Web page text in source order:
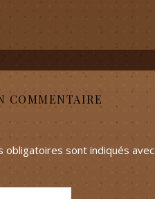
COMMENTAIRE
obligatoires sont indiqués avec